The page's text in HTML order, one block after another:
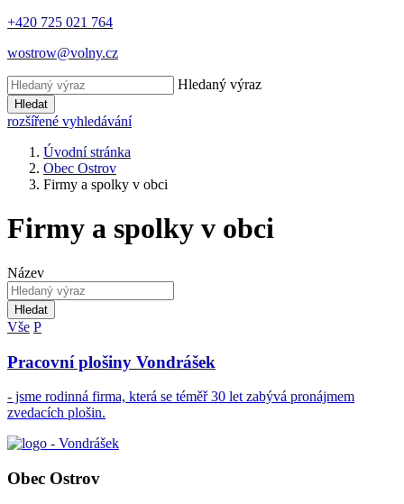
+420 725 021 764
wostrow@volny.cz
Hledaný výraz
Hledat
rozšířené vyhledávání
Úvodní stránka
Obec Ostrov
Firmy a spolky v obci
Firmy a spolky v obci
Název
Hledat
Vše P
Pracovní plošiny Vondrášek
- jsme rodinná firma, která se téměř 30 let zabývá pronájmem
zvedacích plošin.
Obec Ostrov